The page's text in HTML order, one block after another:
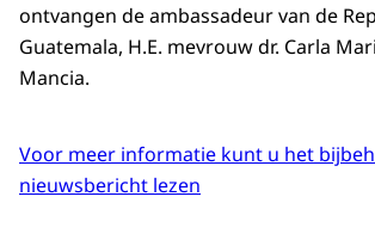
ontvangen de ambassadeur van de
Guatemala, H.E. mevrouw dr. Carla
Mancia.
Voor meer informatie kunt u het
nieuwsbericht lezen